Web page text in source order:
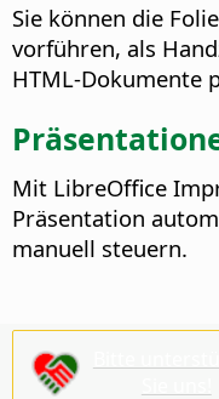
Sie können die
vorführen, als
HTML-Dokumente
Mit LibreOffice
Präsentation
manuell steuern.